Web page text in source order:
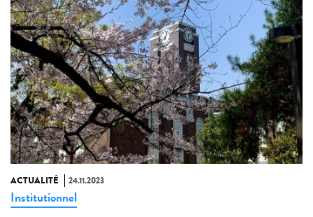
ACTUALITÉ 24.11.2023
Institutionnel